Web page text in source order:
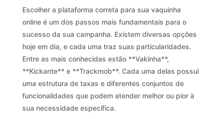
Escolher a plataforma correta para sua vaquinha
online é um dos passos mais fundamentais para o
sucesso da sua campanha. Existem diversas opções
hoje em dia, e cada uma traz suas particularidades.
Entre as mais conhecidas estão **Vakinha**,
**Kickante** e **Trackmob**. Cada uma delas possui
uma estrutura de taxas e diferentes conjuntos de
funcionalidades que podem atender melhor ou pior à
sua necessidade específica.